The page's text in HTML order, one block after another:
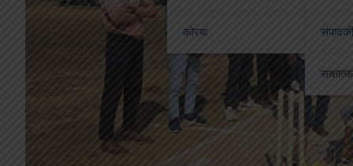
कोरबा